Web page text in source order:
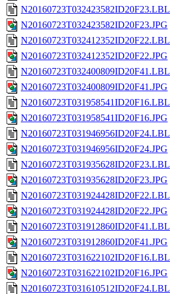
N20160723T032423582ID20F23.LBL
N20160723T032423582ID20F23.JPG
N20160723T032412352ID20F22.LBL
N20160723T032412352ID20F22.JPG
N20160723T032400809ID20F41.LBL
N20160723T032400809ID20F41.JPG
N20160723T031958541ID20F16.LBL
N20160723T031958541ID20F16.JPG
N20160723T031946956ID20F24.LBL
N20160723T031946956ID20F24.JPG
N20160723T031935628ID20F23.LBL
N20160723T031935628ID20F23.JPG
N20160723T031924428ID20F22.LBL
N20160723T031924428ID20F22.JPG
N20160723T031912860ID20F41.LBL
N20160723T031912860ID20F41.JPG
N20160723T031622102ID20F16.LBL
N20160723T031622102ID20F16.JPG
N20160723T031610512ID20F24.LBL